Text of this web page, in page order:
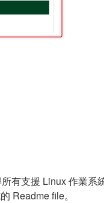
有支援 Linux 作業系
Readme file。